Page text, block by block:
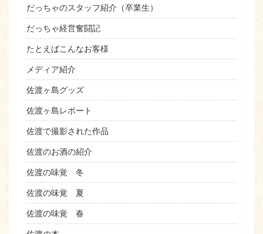
だっちゃのスタッフ紹介（卒業生）
だっちゃ経営奮闘記
たとえばこんなお客様
メディア紹介
佐渡ヶ島グッズ
佐渡ヶ島レポート
佐渡で撮影された作品
佐渡のお酒の紹介
佐渡の味覚 冬
佐渡の味覚 夏
佐渡の味覚 春